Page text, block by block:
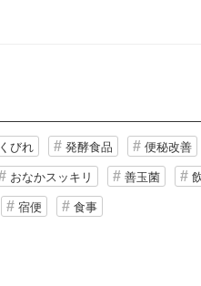
くびれ 発酵食品 便秘改善
おなかスッキリ 善玉菌
宿便 食事